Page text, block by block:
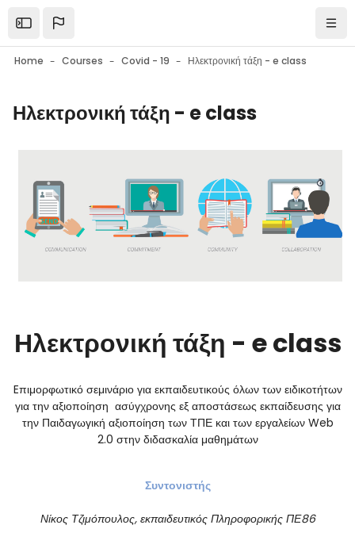
Open the sidebar
Home Courses Covid - 19 Ηλεκτρονική τάξη - e class
Blocks
Ηλεκτρονική τάξη - e class
Ηλεκτρονική τάξη - e class
Eπιμορφωτικό σεμινάριο για εκπαιδευτικούς όλων των ειδικοτήτων
για την αξιοποίηση ασύγχρονης εξ αποστάσεως εκπαίδευσης για
την Παιδαγωγική αξιοποίηση των ΤΠΕ και των εργαλείων Web
2.0 στην διδασκαλία μαθημάτων
Συντονιστής
Νίκος Τζιμόπουλος, εκπαιδευτικός Πληροφορικής ΠΕ86